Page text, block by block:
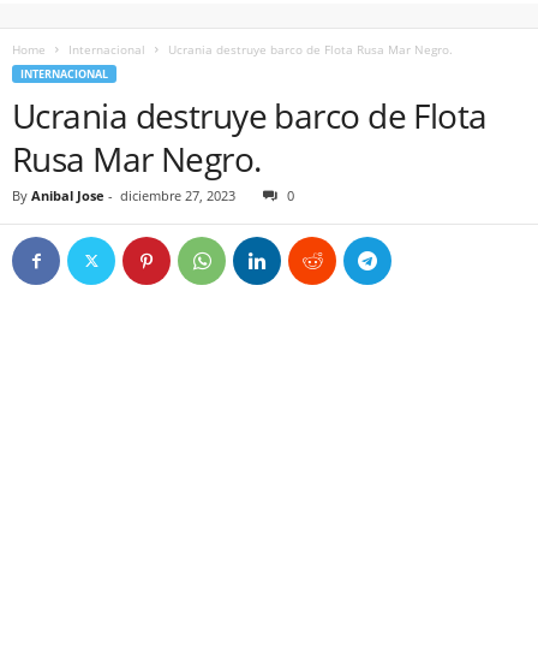
Home Internacional Ucrania destruye barco de Flota Rusa Mar Negro.
INTERNACIONAL
Ucrania destruye barco de Flota
Rusa Mar Negro.
By Anibal Jose - diciembre 27, 2023 0